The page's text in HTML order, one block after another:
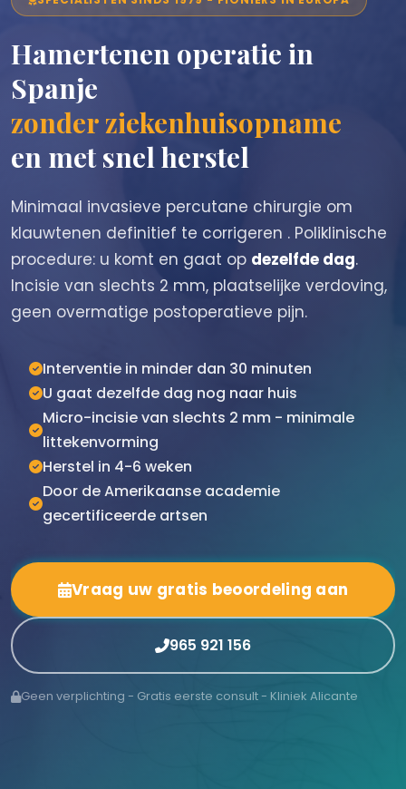
Hamertenen operatie in
Spanje
zonder ziekenhuisopname
en met snel herstel
Minimaal invasieve percutane chirurgie om
klauwtenen definitief te corrigeren . Poliklinische
procedure: u komt en gaat op dezelfde dag.
Incisie van slechts 2 mm, plaatselijke verdoving,
geen overmatige postoperatieve pijn.
Interventie in minder dan 30 minuten
U gaat dezelfde dag nog naar huis
Micro-incisie van slechts 2 mm - minimale
littekenvorming
Herstel in 4-6 weken
Door de Amerikaanse academie
gecertificeerde artsen
Vraag uw gratis beoordeling aan
965 921 156
Geen verplichting - Gratis eerste consult - Kliniek Alicante